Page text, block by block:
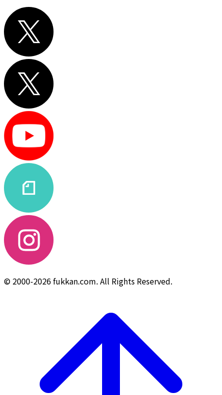
© 2000-2026 fukkan.com. All Rights Reserved.